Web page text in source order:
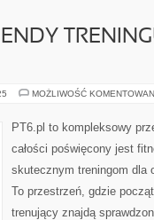
MOŻLIWOŚĆ
PT6.pl to kompleksowy
całości poświęcony jest
skutecznym treningom dla
To przestrzeń, gdzie
trenujący znajdą